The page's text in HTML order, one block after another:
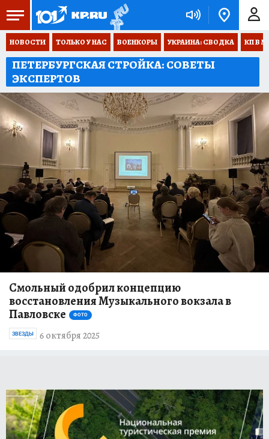
НОВОСТИ ТОЛЬКО У НАС ВОЕНКОРЫ УКРАИНА: СВОДКА КП В
ПЕТЕРБУРГСКАЯ СТРОЙКА: СОВЕТЫ
ЭКСПЕРТОВ
Смольный одобрил концепцию
восстановления Музыкального вокзала в
Павловске
ФОТО
6 октября 2025
ЗВЕЗДЫ